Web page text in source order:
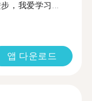
，我爱学习...
앱 다운로드